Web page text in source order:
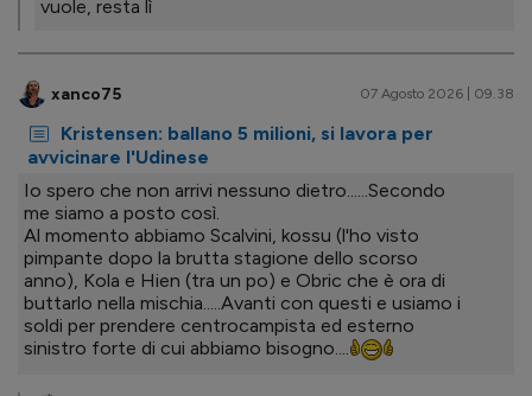
vuole, resta lì
xanco75 07 Agosto 2026 | 09.38
Kristensen: ballano 5 milioni, si lavora per
avvicinare l'Udinese
Io spero che non arrivi nessuno dietro......Secondo
me siamo a posto così.
Al momento abbiamo Scalvini, kossu (l'ho visto
pimpante dopo la brutta stagione dello scorso
anno), Kola e Hien (tra un po) e Obric che è ora di
buttarlo nella mischia.....Avanti con questi e usiamo i
soldi per prendere centrocampista ed esterno
sinistro forte di cui abbiamo bisogno....